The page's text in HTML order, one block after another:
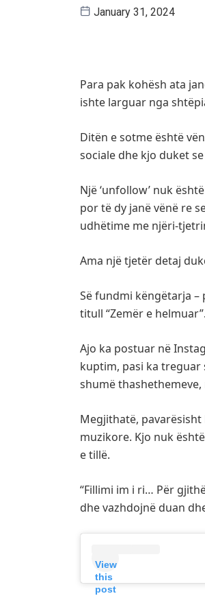
January 31, 2024
Para pak kohësh ata
ishte larguar nga
Ditën e sotme është
sociale dhe kjo duket
Një ‘unfollow’ nuk
por të dy janë vënë re
udhëtime me njëri-
Ama një tjetër detaj
Së fundmi këngëtarja –
titull “Zemër e helmuar”.
Ajo ka postuar në
kuptim, pasi ka treguar
shumë
Megjithatë,
muzikore. Kjo nuk
e tillë.
“Fillimi im i ri… Për
dhe vazhdojnë duan
View
this
post